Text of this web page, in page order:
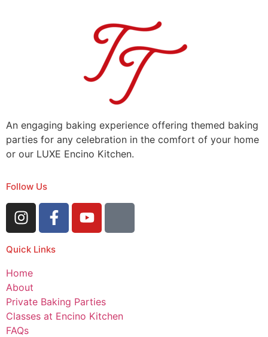
An engaging baking experience offering themed baking
parties for any celebration in the comfort of your home
or our LUXE Encino Kitchen.
Follow Us
Quick Links
Home
About
Private Baking Parties
Classes at Encino Kitchen
FAQs